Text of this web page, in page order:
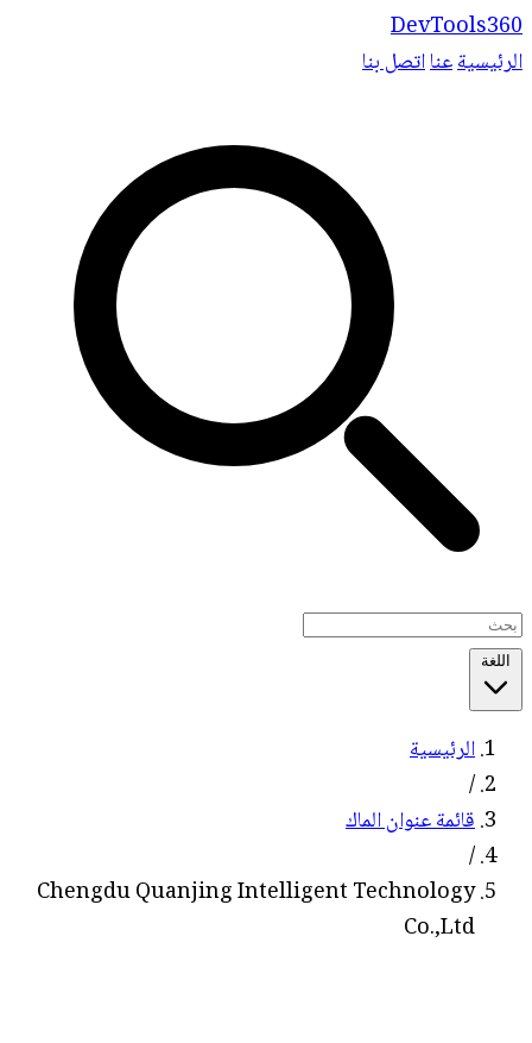
DevTools360
الرئيسيةعنااتصل بنا
اللغة
الرئيسية
/
قائمة عنوان الماك
/
Chengdu Quanjing Intelligent Technology
Co.,Ltd